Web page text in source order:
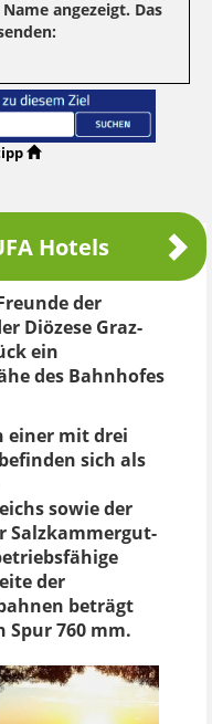
angezeigt. Das
Hotels
der
Diözese Graz-
ein
des Bahnhofes
einer mit drei
sich als
sowie der
Salzkammergut-
der
beträgt
Spur 760 mm.